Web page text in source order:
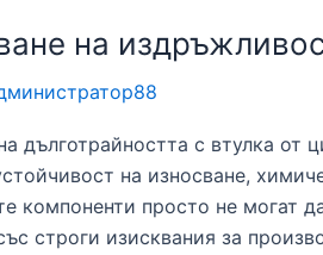
на
дълготрайността с втулка от
на износване,
компоненти просто не могат
строги изисквания за